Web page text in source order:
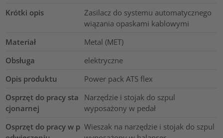
Krótki opis
Zasilacz do systemu automatycznego
wiązania opaskami kablowymi
Materiał
Metal (MET)
Obsługa
elektryczne
Opis produktu
Power pack ATS flex
Osprzęt do pracy sta
cjonarnej
Narzędzie i stojak do szpul
wyposażony w pedał
Osprzęt do pracy w p Wieszak na narzędzie i stojak do szpul